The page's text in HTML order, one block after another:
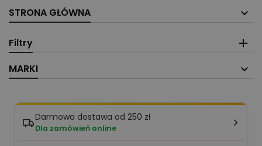
STRONA GŁÓWNA
Filtry
MARKI
Darmowa dostawa od 250 zł
Dla zamówień online